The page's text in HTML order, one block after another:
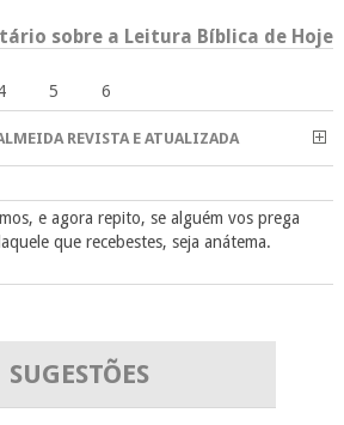
sobre a Leitura Bíblica de Hoje
5 6
REVISTA E ATUALIZADA
e agora repito, se alguém vos prega
que recebestes, seja anátema.
SUGESTÕES